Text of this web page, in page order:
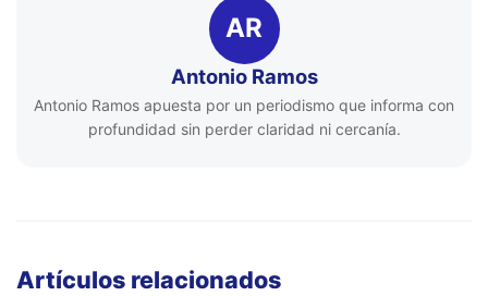
AR
Antonio Ramos
Antonio Ramos apuesta por un periodismo que informa con
profundidad sin perder claridad ni cercanía.
Artículos relacionados